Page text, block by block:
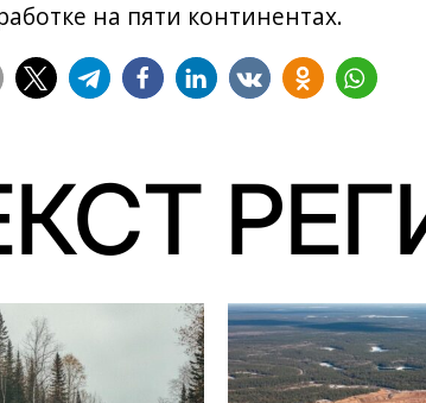
на пяти континентах.